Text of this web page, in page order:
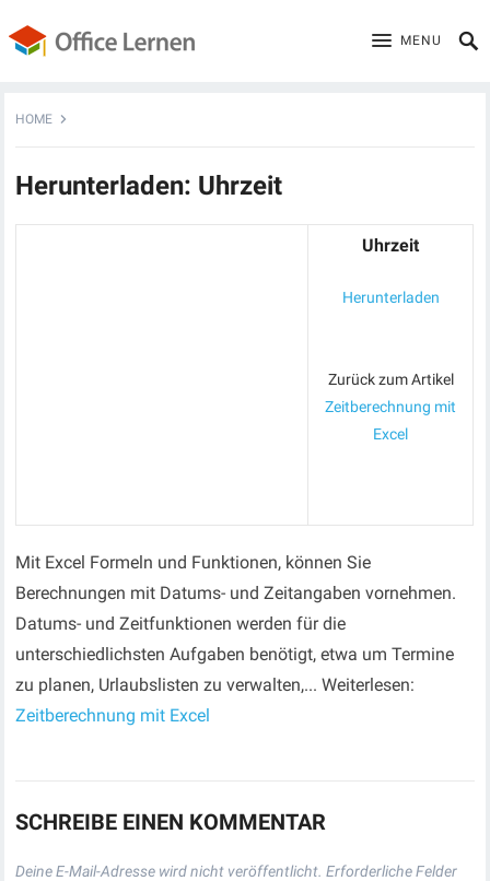
MENU
HOME
Herunterladen: Uhrzeit
Uhrzeit
Herunterladen
Zurück zum Artikel
Zeitberechnung mit
Excel
Mit Excel Formeln und Funktionen, können Sie
Berechnungen mit Datums- und Zeitangaben vornehmen.
Datums- und Zeitfunktionen werden für die
unterschiedlichsten Aufgaben benötigt, etwa um Termine
zu planen, Urlaubslisten zu verwalten,... Weiterlesen:
Zeitberechnung mit Excel
SCHREIBE EINEN KOMMENTAR
Deine E-Mail-Adresse wird nicht veröffentlicht. Erforderliche Felder